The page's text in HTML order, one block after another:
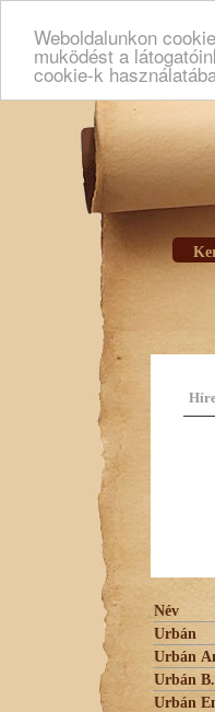
Weboldalunkon
muködést a
cookie-k
Név
Urbán
Urbán
Urbán B.
Urbán